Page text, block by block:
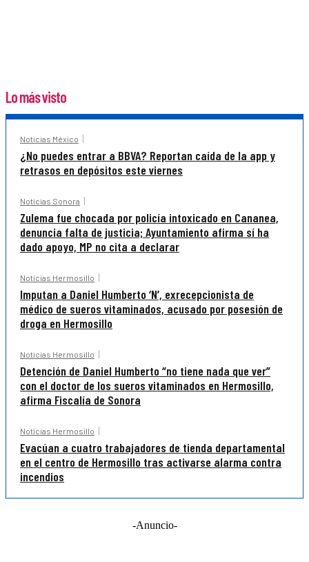
Lo más visto
Noticias México
¿No puedes entrar a BBVA? Reportan caída de la app y
retrasos en depósitos este viernes
Noticias Sonora
Zulema fue chocada por policía intoxicado en Cananea,
denuncia falta de justicia; Ayuntamiento afirma sí ha
dado apoyo, MP no cita a declarar
Noticias Hermosillo
Imputan a Daniel Humberto ‘N’, exrecepcionista de
médico de sueros vitaminados, acusado por posesión de
droga en Hermosillo
Noticias Hermosillo
Detención de Daniel Humberto “no tiene nada que ver”
con el doctor de los sueros vitaminados en Hermosillo,
afirma Fiscalía de Sonora
Noticias Hermosillo
Evacúan a cuatro trabajadores de tienda departamental
en el centro de Hermosillo tras activarse alarma contra
incendios
-Anuncio-